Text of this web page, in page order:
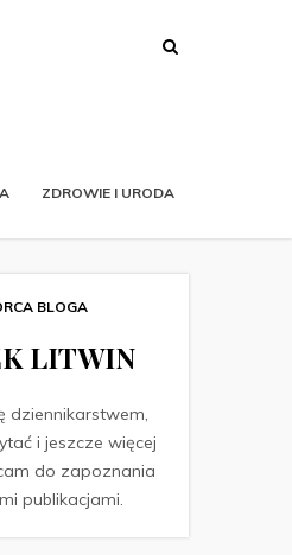
ZDROWIE I URODA
BLOGA
LITWIN
dziennikarstwem,
i jeszcze więcej
do zapoznania
publikacjami.